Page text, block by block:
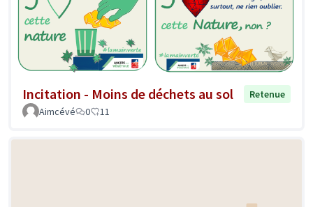
Incitation - Moins de déchets au sol
Retenue
Aimcévé
0 11